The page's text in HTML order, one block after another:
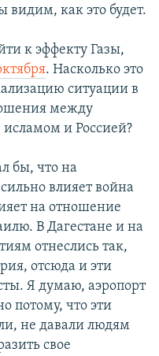
как это будет.
к эффекту Газы,
. Насколько это
ситуации в
между
и Россией?
бы, что на
влияет война
на отношение
В Дагестане и на
отнеслись так,
отсюда и эти
Я думаю, аэропорт
потому, что эти
не давали людям
свое